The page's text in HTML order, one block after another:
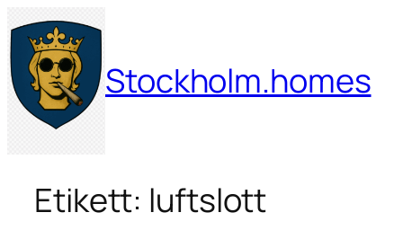
Hoppa
till
innehåll
Stockholm.homes
Etikett: luftslott